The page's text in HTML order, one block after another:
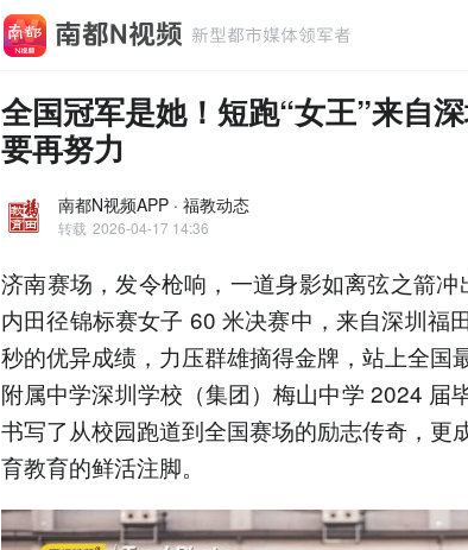
全国冠军是她！短跑“女王”来自
要再努力
南都N视频APP · 福教动态
转载 2026-04-17 14:36
济南赛场，发令枪响，一道身影如离弦之箭
内田径锦标赛女子 60 米决赛中，来自深圳福
秒的优异成绩，力压群雄摘得金牌，站上全国
附属中学深圳学校（集团）梅山中学 2024 届
书写了从校园跑道到全国赛场的励志传奇，更
育教育的鲜活注脚。